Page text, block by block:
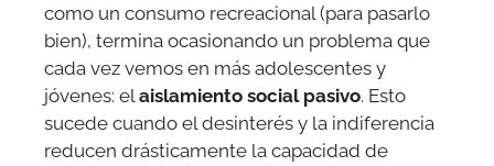
como un consumo recreacional (para pasarlo
bien), termina ocasionando un problema que
cada vez vemos en más adolescentes y
jóvenes: elaislamiento social pasivo. Esto
sucede cuando el desinterés y la indiferencia
reducen drásticamente la capacidad de